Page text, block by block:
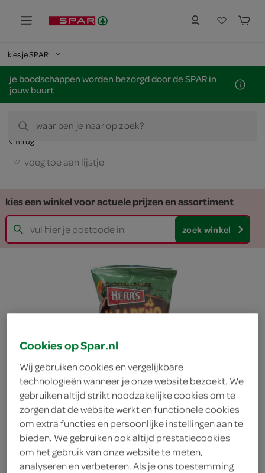
kies je SPAR
je boodschappen worden bezorgd door de SPAR in
jouw buurt
waar ben je naar op zoek?
terug
voeg toe aan lijstje
kies een winkel voor actuele prijzen en assortiment
zoek winkel
Cookies op Spar.nl
Wij gebruiken cookies en vergelijkbare
technologieën wanneer je onze website bezoekt. We
gebruiken altijd strikt noodzakelijke cookies om te
zorgen dat de website werkt en functionele cookies
om extra functies en persoonlijke instellingen aan te
bieden. We gebruiken ook altijd prestatiecookies
om het gebruik van onze website te meten,
analyseren en verbeteren. Als je ons toestemming